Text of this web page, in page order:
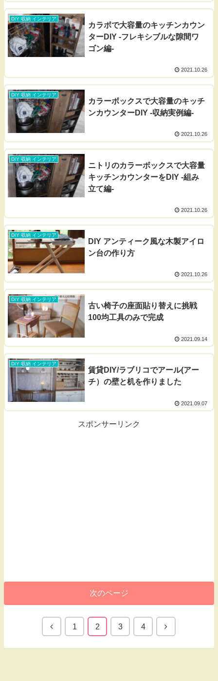
DIY 収納 インテリア
カラボで大容量のキッチンカウン
ターDIY -フレキシブルな隙間ワ
ゴン編-
2021.10.26
DIY 収納 インテリア
カラーボックスで大容量のキッチ
ンカウンターDIY -収納実例編-
2021.10.26
DIY 収納 インテリア
ニトリのカラーボックスで大容量
キッチンカウンターをDIY -組み
立て編-
2021.10.26
DIY 収納 インテリア
DIY アンティーク風な木製アイロ
ン台の作り方
2021.10.26
DIY 収納 インテリア
古い椅子の座面貼り替えに挑戦
100均工具のみで完成
2021.09.14
DIY 収納 インテリア
賃貸DIY/ラブリコでアール(アー
チ）の壁と机を作りました
2021.09.07
スポンサーリンク
次のページ
1 2 3 4